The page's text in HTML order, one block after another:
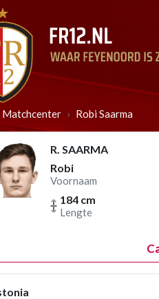
Matchcenter Robi Saarma
R. SAARMA
Robi
Voornaam
184 cm
Lengte